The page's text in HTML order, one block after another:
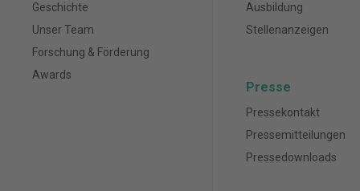
Geschichte
Unser Team
Forschung & Förderung
Awards
Ausbildung
Stellenanzeigen
Presse
Pressekontakt
Pressemitteilungen
Pressedownloads